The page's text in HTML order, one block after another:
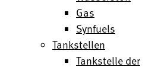
Gas
Synfuels
Tankstellen
Tankstelle der